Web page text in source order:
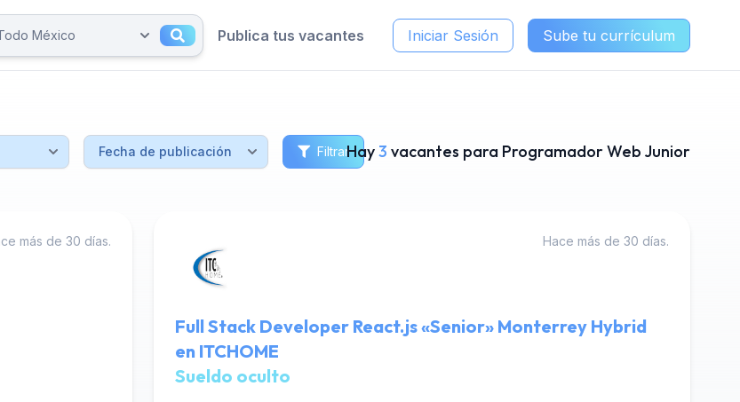
Publica tus vacantes Iniciar Sesión Sube tu currículum
FiltrarHay3 vacantes para Programador Web Junior
más de 30 días. Hace más de 30 días.
Full Stack Developer React.js «Senior» Monterrey Hybrid
en ITCHOME
Sueldo oculto